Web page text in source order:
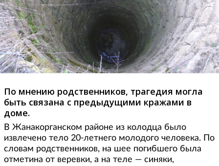
По мнению родственников, трагедия могла
быть связана с предыдущими кражами в
доме.
В Жанакорганском районе из колодца было
извлечено тело 20-летнего молодого человека. По
словам родственников, на шее погибшего была
отметина от веревки, а на теле — синяки,